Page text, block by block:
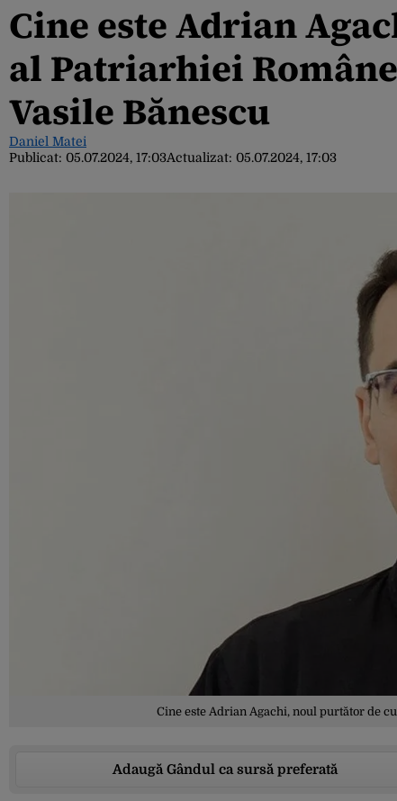
Cine este Adrian
al Patriarhiei
Vasile Bănescu
Daniel Matei
Publicat: 05.07.2024, 17:03Actualizat: 05.07.2024, 17:03
Cine este Adrian Agachi, noul purtător de
Adaugă Gândul ca sursă preferată